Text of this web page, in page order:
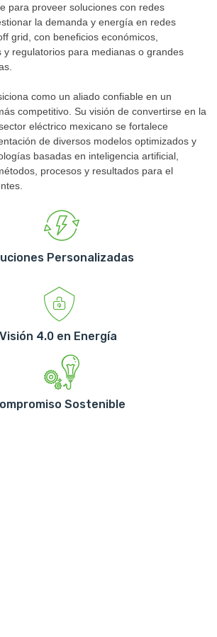
para proveer soluciones con redes
la demanda y energía en redes
grid, con beneficios económicos,
y regulatorios para medianas o grandes
como un aliado confiable en un
competitivo. Su visión de convertirse en la
eléctrico mexicano se fortalece
de diversos modelos optimizados y
basadas en inteligencia artificial,
procesos y resultados para el
Personalizadas
Visión 4.0 en Energía
Sostenible